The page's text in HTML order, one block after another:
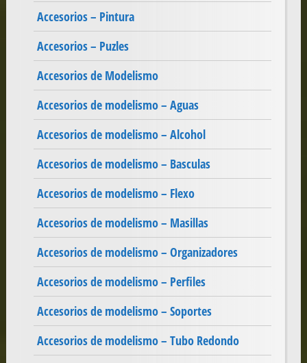
Accesorios – Pintura
Accesorios – Puzles
Accesorios de Modelismo
Accesorios de modelismo – Aguas
Accesorios de modelismo – Alcohol
Accesorios de modelismo – Basculas
Accesorios de modelismo – Flexo
Accesorios de modelismo – Masillas
Accesorios de modelismo – Organizadores
Accesorios de modelismo – Perfiles
Accesorios de modelismo – Soportes
Accesorios de modelismo – Tubo Redondo